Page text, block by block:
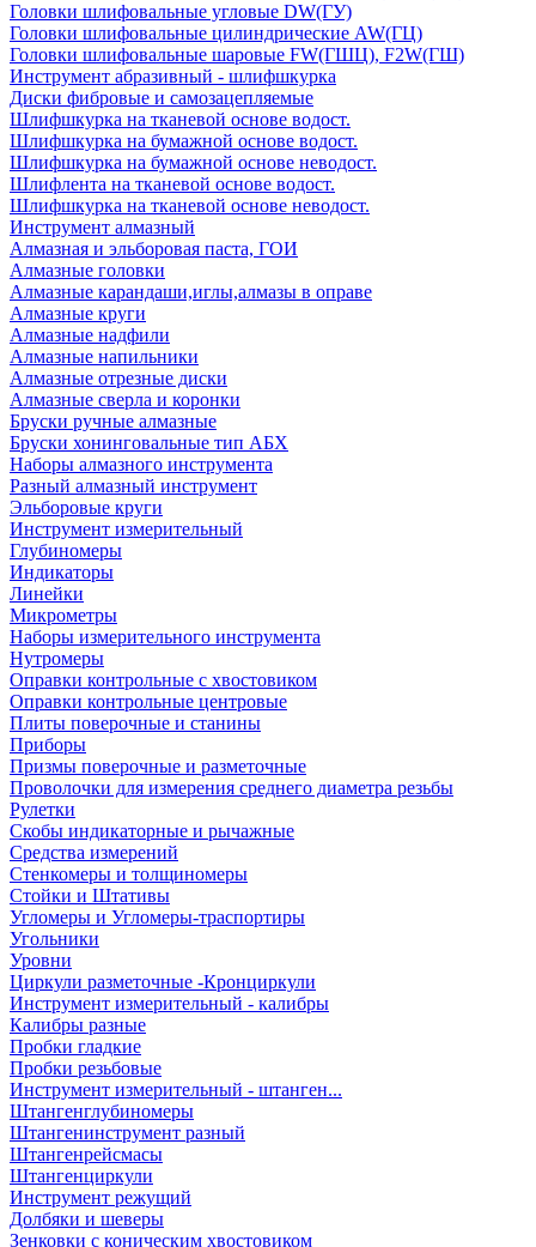
Головки шлифовальные угловые DW(ГУ)
Головки шлифовальные цилиндрические AW(ГЦ)
Головки шлифовальные шаровые FW(ГШЦ), F2W(ГШ)
Инструмент абразивный - шлифшкурка
Диски фибровые и самозацепляемые
Шлифшкурка на тканевой основе водост.
Шлифшкурка на бумажной основе водост.
Шлифшкурка на бумажной основе неводост.
Шлифлента на тканевой основе водост.
Шлифшкурка на тканевой основе неводост.
Инструмент алмазный
Алмазная и эльборовая паста, ГОИ
Алмазные головки
Алмазные карандаши,иглы,алмазы в оправе
Алмазные круги
Алмазные надфили
Алмазные напильники
Алмазные отрезные диски
Алмазные сверла и коронки
Бруски ручные алмазные
Бруски хонинговальные тип АБХ
Наборы алмазного инструмента
Разный алмазный инструмент
Эльборовые круги
Инструмент измерительный
Глубиномеры
Индикаторы
Линейки
Микрометры
Наборы измерительного инструмента
Нутромеры
Оправки контрольные с хвостовиком
Оправки контрольные центровые
Плиты поверочные и станины
Приборы
Призмы поверочные и разметочные
Проволочки для измерения среднего диаметра резьбы
Рулетки
Скобы индикаторные и рычажные
Средства измерений
Стенкомеры и толщиномеры
Стойки и Штативы
Угломеры и Угломеры-траспортиры
Угольники
Уровни
Циркули разметочные -Кронциркули
Инструмент измерительный - калибры
Калибры разные
Пробки гладкие
Пробки резьбовые
Инструмент измерительный - штанген...
Штангенглубиномеры
Штангенинструмент разный
Штангенрейсмасы
Штангенциркули
Инструмент режущий
Долбяки и шеверы
Зенковки с коническим хвостовиком